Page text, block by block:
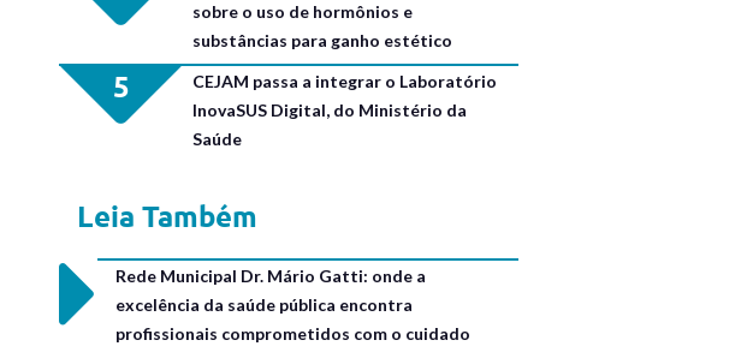
sobre o uso de hormônios e
substâncias para ganho estético
5
CEJAM passa a integrar o Laboratório
InovaSUS Digital, do Ministério da
Saúde
Leia Também
Rede Municipal Dr. Mário Gatti: onde a
excelência da saúde pública encontra
profissionais comprometidos com o cuidado